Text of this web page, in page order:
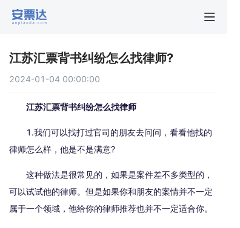
江苏汇票背书纠纷怎么找律师?
2024-01-04 00:00:00
江苏汇票背书纠纷怎么找律师
1.我们可以找打过官司的朋友去问问，看看他找的
律师怎么样，他是不是满意?
这种做法是很常见的，如果是案件差不多类型的，
可以试试他的律师。但是如果你和朋友的案情并不一定
属于一个领域，他给你的律师推荐也并不一定适合你。